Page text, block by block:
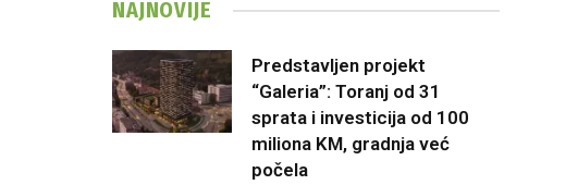
NAJNOVIJE
Predstavljen projekt
“Galeria”: Toranj od 31
sprata i investicija od 100
miliona KM, gradnja već
počela